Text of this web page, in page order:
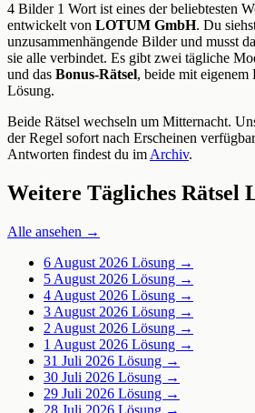
4 Bilder 1 Wort ist eines der beliebtesten
entwickelt von LOTUM GmbH. Du
unzusammenhängende Bilder und musst
sie alle verbindet. Es gibt zwei tägliche
und das Bonus-Rätsel, beide mit eigenem
Lösung.
Beide Rätsel wechseln um Mitternacht.
der Regel sofort nach Erscheinen
Antworten findest du im Archiv.
Weitere Tägliches Rätsel
Alle ansehen →
6 August 2026 Lösung →
5 August 2026 Lösung →
4 August 2026 Lösung →
3 August 2026 Lösung →
2 August 2026 Lösung →
1 August 2026 Lösung →
31 Juli 2026 Lösung →
30 Juli 2026 Lösung →
29 Juli 2026 Lösung →
28 Juli 2026 Lösung →